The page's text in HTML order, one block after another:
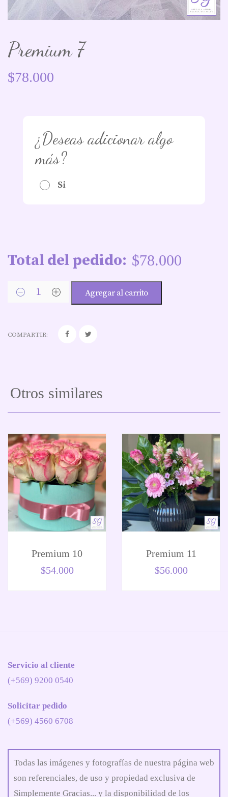
Premium 7
$78.000
¿Deseas adicionar algo
más?
Si
Total del pedido: $78.000
Agregar al carrito
COMPARTIR:
Otros similares
Premium 10
$54.000
Premium 11
$56.000
Servicio al cliente
(+569) 9200 0540
Solicitar pedido
(+569) 4560 6708
Todas las imágenes y fotografías de nuestra página web
son referenciales, de uso y propiedad exclusiva de
Simplemente Gracias... y la disponibilidad de los